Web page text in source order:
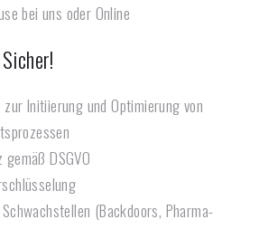
bei uns oder Online
Initiierung und Optimierung von
DSGVO
(Backdoors, Pharma-